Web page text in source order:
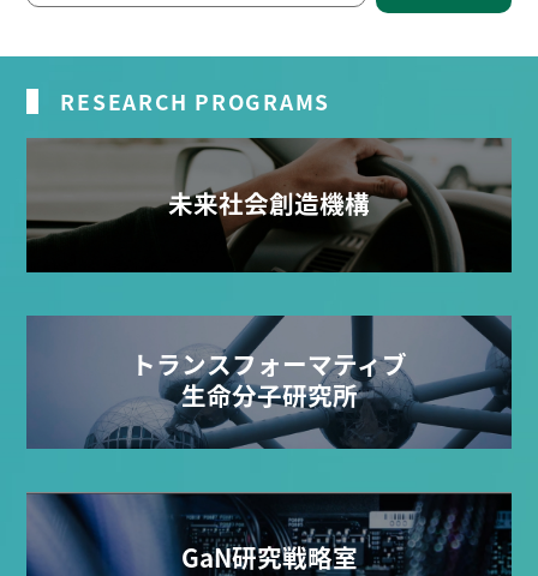
RESEARCH PROGRAMS
未来社会創造機構
トランスフォーマティブ
生命分子研究所
GaN研究戦略室